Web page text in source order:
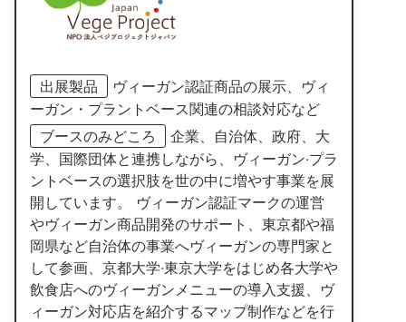
出展製品
ヴィーガン認証商品の展示、ヴィ
ーガン・プラントベース関連の相談対応など
ブースのみどころ
企業、自治体、政府、大
学、国際団体と連携しながら、ヴィーガン‧プラ
ントベースの選択肢を世の中に増やす事業を展
開しています。 ヴィーガン認証マークの運営
やヴィーガン商品開発のサポート、東京都や福
岡県など自治体の事業へヴィーガンの専門家と
して参画、京都大学‧東京大学をはじめ各大学や
飲食店へのヴィーガンメニューの導入支援、ヴ
ィーガン対応店を紹介するマップ制作などを行